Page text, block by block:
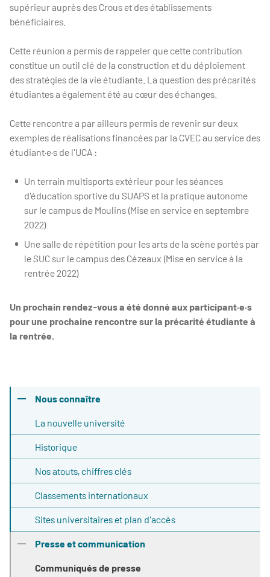
supérieur auprès des Crous et des établissements
bénéficiaires.
Cette réunion a permis de rappeler que cette contribution
constitue un outil clé de la construction et du déploiement
des stratégies de la vie étudiante. La question des précarités
étudiantes a également été au cœur des échanges.
Cette rencontre a par ailleurs permis de revenir sur deux
exemples de réalisations financées par la CVEC au service des
étudiant·e·s de l'UCA :
Un terrain multisports extérieur pour les séances
d'éducation sportive du SUAPS et la pratique autonome
sur le campus de Moulins (Mise en service en septembre
2022)
Une salle de répétition pour les arts de la scène portés par
le SUC sur le campus des Cézeaux (Mise en service à la
rentrée 2022)
Un prochain rendez-vous a été donné aux participant·e·s
pour une prochaine rencontre sur la précarité étudiante à
la rentrée.
Nous connaître
La nouvelle université
Historique
Nos atouts, chiffres clés
Classements internationaux
Sites universitaires et plan d'accès
Presse et communication
Communiqués de presse